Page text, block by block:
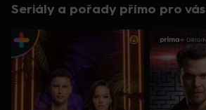
Seriály a pořady přímo pro vás